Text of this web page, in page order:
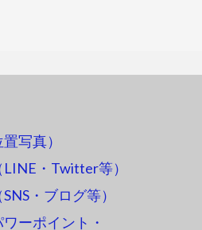
写真）
・Twitter等）
・ブログ等）
ーポイント・